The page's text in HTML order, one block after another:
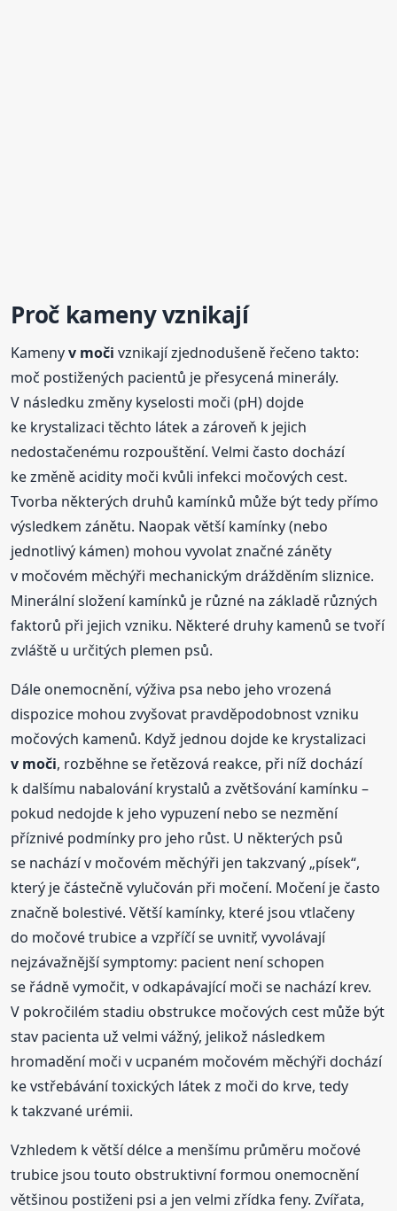
Proč kameny vznikají
Kamenyv moči vznikají zjednodušeně řečeno takto:
moč postižených pacientů je přesycená minerály.
V následku změny kyselosti moči (pH) dojde
ke krystalizaci těchto látek a zároveň k jejich
nedostačenému rozpouštění. Velmi často dochází
ke změně acidity moči kvůli infekci močových cest.
Tvorba některých druhů kamínků může být tedy přímo
výsledkem zánětu. Naopak větší kamínky (nebo
jednotlivý kámen) mohou vyvolat značné záněty
v močovém měchýři mechanickým drážděním sliznice.
Minerální složení kamínků je různé na základě různých
faktorů při jejich vzniku. Některé druhy kamenů se tvoří
zvláště u určitých plemen psů.
Dále onemocnění, výživa psa nebo jeho vrozená
dispozice mohou zvyšovat pravděpodobnost vzniku
močových kamenů. Když jednou dojde ke krystalizaci
v moči, rozběhne se řetězová reakce, při níž dochází
k dalšímu nabalování krystalů a zvětšování kamínku –
pokud nedojde k jeho vypuzení nebo se nezmění
příznivé podmínky pro jeho růst. U některých psů
se nachází v močovém měchýři jen takzvaný „písek“,
který je částečně vylučován při močení. Močení je často
značně bolestivé. Větší kamínky, které jsou vtlačeny
do močové trubice a vzpříčí se uvnitř, vyvolávají
nejzávažnější symptomy: pacient není schopen
se řádně vymočit, v odkapávající moči se nachází krev.
V pokročilém stadiu obstrukce močových cest může být
stav pacienta už velmi vážný, jelikož následkem
hromadění moči v ucpaném močovém měchýři dochází
ke vstřebávání toxických látek z moči do krve, tedy
k takzvané urémii.
Vzhledem k větší délce a menšímu průměru močové
trubice jsou touto obstruktivní formou onemocnění
většinou postiženi psi a jen velmi zřídka feny. Zvířata,